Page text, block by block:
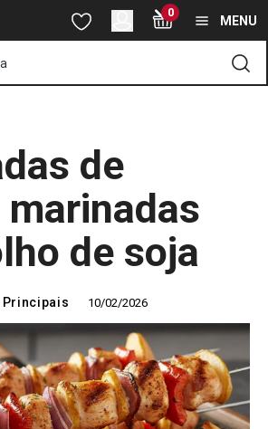
de frango marinadas em molho de
para o conteúdo principal
para a pesquisa
para a navegação 0
MENU
de
de soja
Principais 10/02/2026